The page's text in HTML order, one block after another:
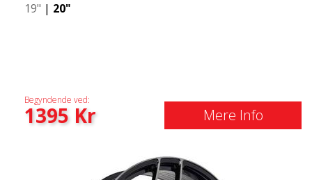
19" | 20"
Begyndende ved:
1395Kr Mere Info